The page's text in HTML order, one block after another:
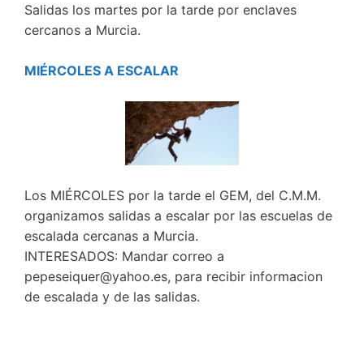
Salidas los martes por la tarde por enclaves
cercanos a Murcia.
MIÉRCOLES A ESCALAR
Los MIÉRCOLES por la tarde el GEM, del C.M.M.
organizamos salidas a escalar por las escuelas de
escalada cercanas a Murcia.
INTERESADOS: Mandar correo a
pepeseiquer@yahoo.es, para recibir informacion
de escalada y de las salidas.